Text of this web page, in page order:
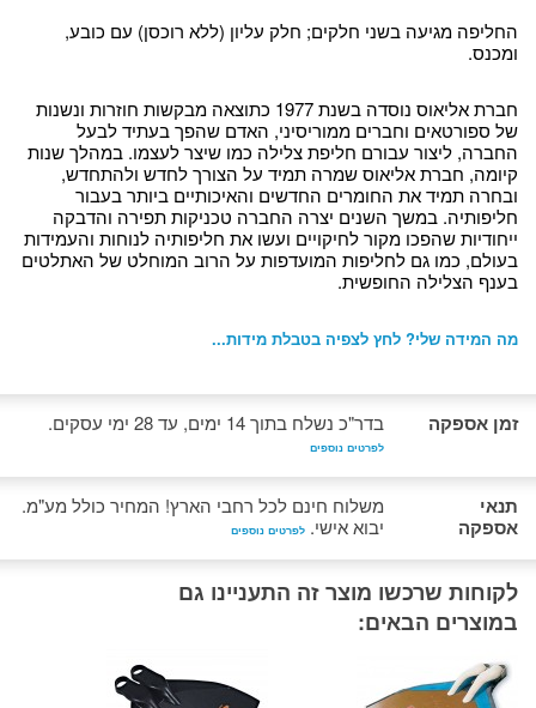
החליפה מגיעה בשני חלקים; חלק עליון (ללא רוכסן) עם כובע,
ומכנס.
חברת אליאוס נוסדה בשנת 1977 כתוצאה מבקשות חוזרות ונשנות
של ספורטאים וחברים ממוריסיני, האדם שהפך בעתיד לבעל
החברה, ליצור עבורם חליפת צלילה כמו שיצר לעצמו. במהלך שנות
קיומה, חברת אליאוס שמרה תמיד על הצורך לחדש ולהתחדש,
ובחרה תמיד את החומרים החדשים והאיכותיים ביותר בעבור
חליפותיה. במשך השנים יצרה החברה טכניקות תפירה והדבקה
ייחודיות שהפכו מקור לחיקויים ועשו את חליפותיה לנוחות והעמידות
בעולם, כמו גם לחליפות המועדפות על הרוב המוחלט של האתלטים
בענף הצלילה החופשית.
מה המידה שלי? לחץ לצפיה בטבלת מידות...
זמן אספקה בדר"כ נשלח בתוך 14 ימים, עד 28 ימי עסקים.
לפרטים נוספים
תנאי
אספקה
משלוח חינם לכל רחבי הארץ! המחיר כולל מע"מ.
יבוא אישי. לפרטים נוספים
לקוחות שרכשו מוצר זה התעניינו גם
במוצרים הבאים: